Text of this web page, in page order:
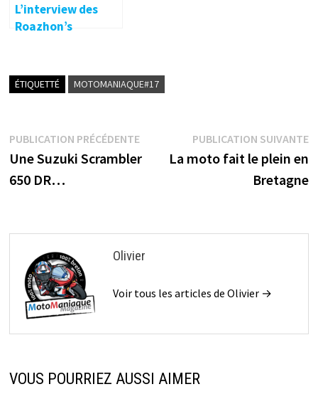
L’interview des
Roazhon’s
ÉTIQUETTÉ MOTOMANIAQUE#17
Navigation
de
PUBLICATION PRÉCÉDENTEPublication
précédente :
Une Suzuki Scrambler
650 DR…
PUBLICATION SUIVANTE
La moto fait le plein en
Bretagne
Olivier
Voir tous les articles de Olivier →
VOUS POURRIEZ AUSSI AIMER